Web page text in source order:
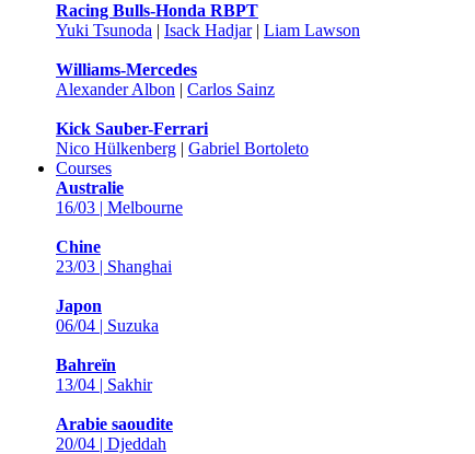
Racing Bulls-Honda RBPT
Yuki Tsunoda | Isack Hadjar| Liam Lawson
Williams-Mercedes
Alexander Albon | Carlos Sainz
Kick Sauber-Ferrari
Nico Hülkenberg | Gabriel Bortoleto
Courses
Australie
16/03 | Melbourne
Chine
23/03 | Shanghai
Japon
06/04 | Suzuka
Bahreïn
13/04 | Sakhir
Arabie saoudite
20/04 | Djeddah